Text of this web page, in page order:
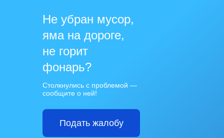
Не убран мусор,
яма на дороге,
не горит
фонарь?
Столкнулись с проблемой —
сообщите о ней!
Подать жалобу